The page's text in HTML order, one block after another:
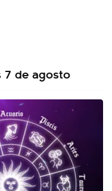
7 de agosto